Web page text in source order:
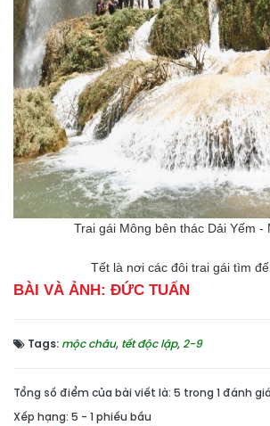
Trai gái Mông bên thác Dải Yếm -
Tết là nơi các đôi trai gái tìm
BÀI VÀ ẢNH: ĐỨC TUẤN
Tags: mộc châu, tết độc lập,2-9
Tổng số điểm của bài viết là: 5 trong 1 đánh giá
Xếp hạng: 5 - 1 phiếu bầu